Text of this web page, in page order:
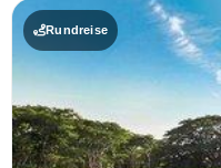
Rundreise